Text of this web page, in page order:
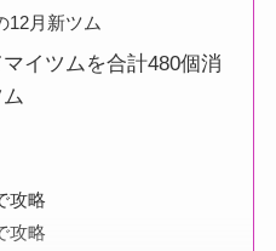
12月新ツム
イツムを合計480個消
攻略
攻略